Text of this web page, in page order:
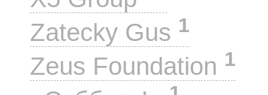
Zatecky Gus 1
Zeus Foundation 1